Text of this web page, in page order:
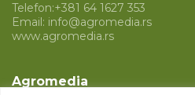
Telefon:+381 64 1627 353
Email: info@agromedia.rs
www.agromedia.rs
Agromedia